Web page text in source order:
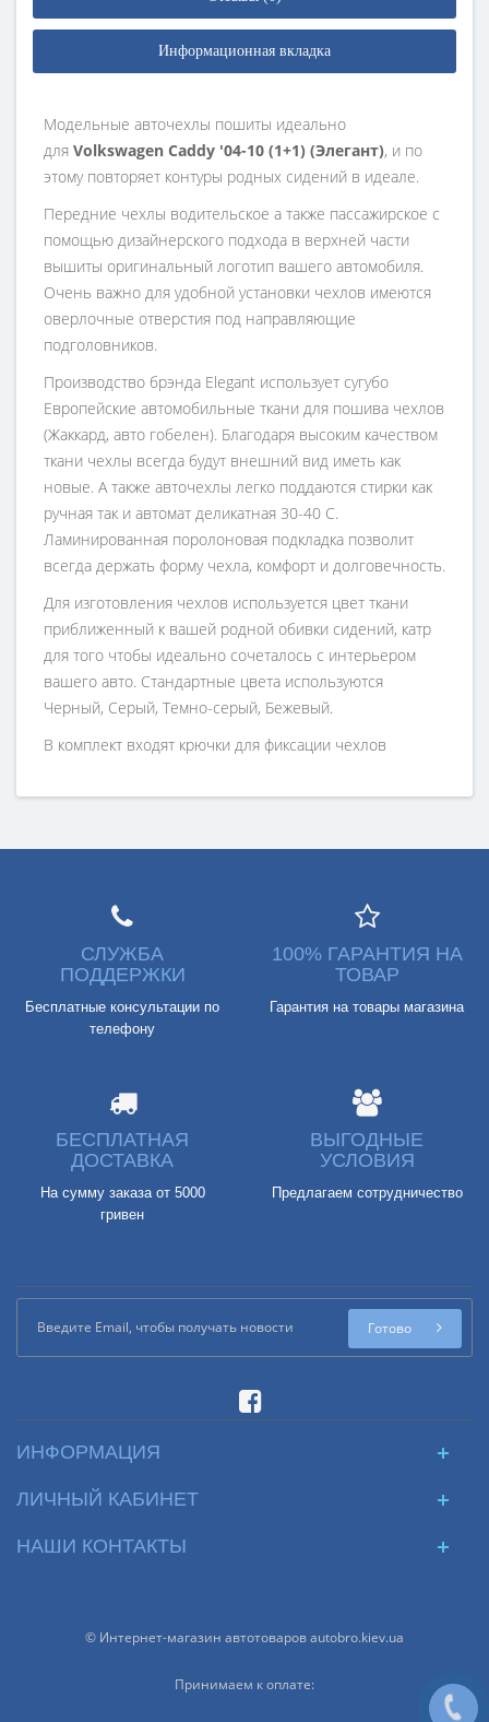
Информационная вкладка
Модельные авточехлы пошиты идеально
для Volkswagen Caddy '04-10 (1+1) (Элегант), и по
этому повторяет контуры родных сидений в идеале.
Передние чехлы водительское а также пассажирское с
помощью дизайнерского подхода в верхней части
вышиты оригинальный логотип вашего автомобиля.
Очень важно для удобной установки чехлов имеются
оверлочные отверстия под направляющие
подголовников.
Производство брэнда Elegant использует сугубо
Европейские автомобильные ткани для пошива чехлов
(Жаккард, авто гобелен). Благодаря высоким качеством
ткани чехлы всегда будут внешний вид иметь как
новые. А также авточехлы легко поддаются стирки как
ручная так и автомат деликатная 30-40 С.
Ламинированная поролоновая подкладка позволит
всегда держать форму чехла, комфорт и долговечность.
Для изготовления чехлов используется цвет ткани
приближенный к вашей родной обивки сидений, катр
для того чтобы идеально сочеталось с интерьером
вашего авто. Стандартные цвета используются
Черный, Серый, Темно-серый, Бежевый.
В комплект входят крючки для фиксации чехлов
СЛУЖБА
ПОДДЕРЖКИ
Бесплатные консультации по
телефону
100% ГАРАНТИЯ НА
ТОВАР
Гарантия на товары магазина
БЕСПЛАТНАЯ
ДОСТАВКА
На сумму заказа от 5000
гривен
ВЫГОДНЫЕ
УСЛОВИЯ
Предлагаем сотрудничество
Готово
ИНФОРМАЦИЯ
ЛИЧНЫЙ КАБИНЕТ
НАШИ КОНТАКТЫ
© Интернет-магазин автотоваров autobro.kiev.ua
Принимаем к оплате: